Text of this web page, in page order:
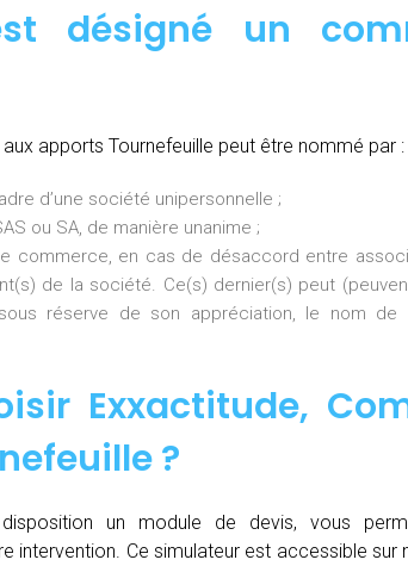
désigné un
apports Tournefeuille peut être nommé par :
d’une société unipersonnelle ;
ou SA, de manière unanime ;
commerce, en cas de désaccord entre
de la société. Ce(s) dernier(s) peut
réserve de son appréciation, le nom
Exxactitude,
?
un module de devis, vous
intervention. Ce simulateur est accessible sur